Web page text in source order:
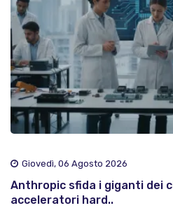
Giovedì, 06 Agosto 2026
Anthropic sfida i giganti dei
acceleratori hard..